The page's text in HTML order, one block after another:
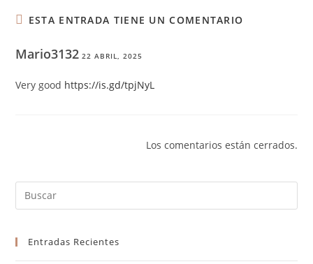
ESTA ENTRADA TIENE UN COMENTARIO
Mario3132 22 ABRIL, 2025
Very good https://is.gd/tpjNyL
Los comentarios están cerrados.
Entradas Recientes